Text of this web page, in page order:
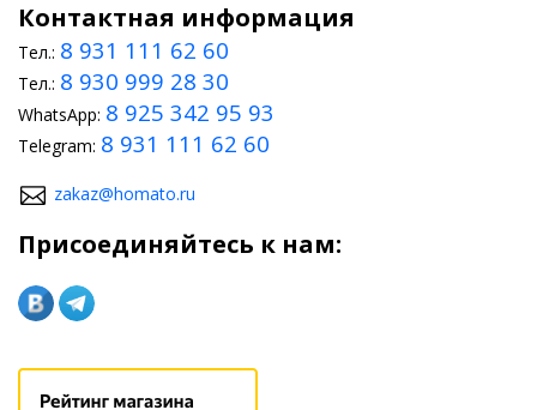
Контактная информация
Тел.: 8 931 111 62 60
Тел.: 8 930 999 28 30
WhatsApp: 8 925 342 95 93
Telegram: 8 931 111 62 60
zakaz@homato.ru
Присоединяйтесь к нам: